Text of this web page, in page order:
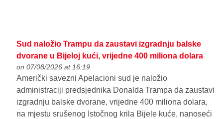
Sud naložio Trampu da zaustavi izgradnju balske
dvorane u Bijeloj kući, vrijedne 400 miliona dolara
on 07/08/2026 at 16:19
Američki savezni Apelacioni sud je naložio
administraciji predsjednika Donalda Trampa da zaustavi
izgradnju balske dvorane, vrijedne 400 miliona dolara,
na mjestu srušenog Istočnog krila Bijele kuće, nanoseći